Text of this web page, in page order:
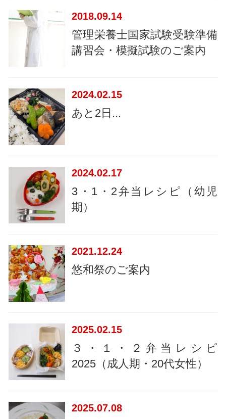
2018 09.14
管理栄養士国家試験受験準備
講習会・模擬試験のご案内
2024 02.15
あと2日...
2024 02.17
3・1・2弁当レシピ（幼児
期）
2021 12.24
悠和祭のご案内
2025 02.15
３・１・２弁当レシピ
2025（成人期・20代女性）
2025 07.08